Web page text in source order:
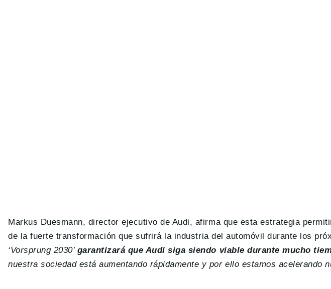
Markus Duesmann, director ejecutivo de Audi, afirma que esta estrategia
de la fuerte transformación que sufrirá la industria del automóvil durante los
‘Vorsprung 2030’ garantizará que Audi siga siendo viable durante mucho
nuestra sociedad está aumentando rápidamente y por ello estamos acelerando